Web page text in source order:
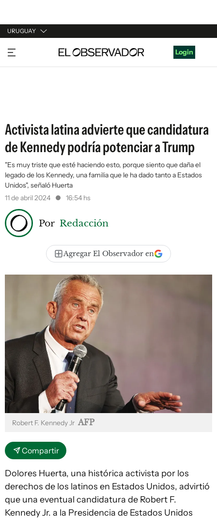
URUGUAY
URUGUAY
ARGENTINA
Login
Activista latina advierte que candidatura
de Kennedy podría potenciar a Trump
"Es muy triste que esté haciendo esto, porque siento que daña el
legado de los Kennedy, una familia que le ha dado tanto a Estados
Unidos", señaló Huerta
11 de abril 2024
16:54 hs
Por Redacción
Agregar El Observador en
Robert F. Kennedy Jr AFP
Compartir
Dolores Huerta, una histórica activista por los
derechos de los latinos en Estados Unidos, advirtió
que una eventual candidatura de Robert F.
Kennedy Jr. a la Presidencia de Estados Unidos